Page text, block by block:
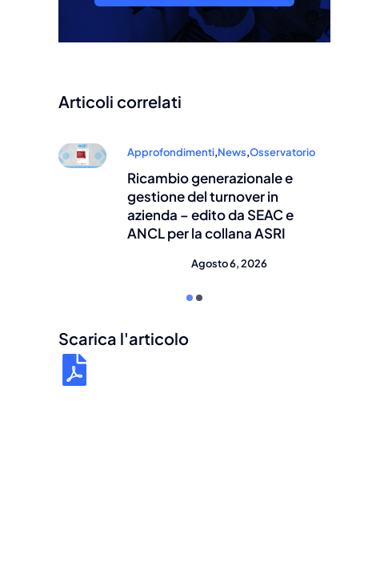
Articoli correlati
Approfondimenti,News,Osservatorio
Ricambio generazionale e
gestione del turnover in
azienda – edito da SEAC e
ANCL per la collana ASRI
Agosto 6, 2026
Scarica l'articolo